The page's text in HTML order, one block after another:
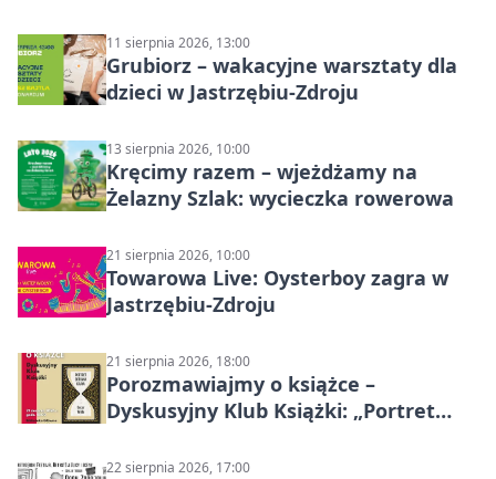
11 sierpnia 2026, 13:00
Grubiorz – wakacyjne warsztaty dla
dzieci w Jastrzębiu-Zdroju
13 sierpnia 2026, 10:00
Kręcimy razem – wjeżdżamy na
Żelazny Szlak: wycieczka rowerowa
21 sierpnia 2026, 10:00
Towarowa Live: Oysterboy zagra w
Jastrzębiu-Zdroju
21 sierpnia 2026, 18:00
Porozmawiajmy o książce –
Dyskusyjny Klub Książki: „Portret
22 sierpnia 2026, 17:00